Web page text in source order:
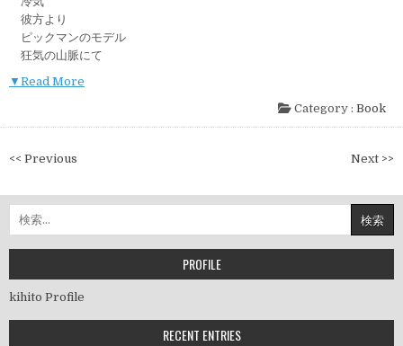
彼方より
ピックマンのモデル
狂気の山脈にて
▼Read More
Category : Book
投
ナ
ビ
ゲ
シ
ョ
<< Previous Next >>
索:
PROFILE
kihito Profile
RECENT ENTRIES